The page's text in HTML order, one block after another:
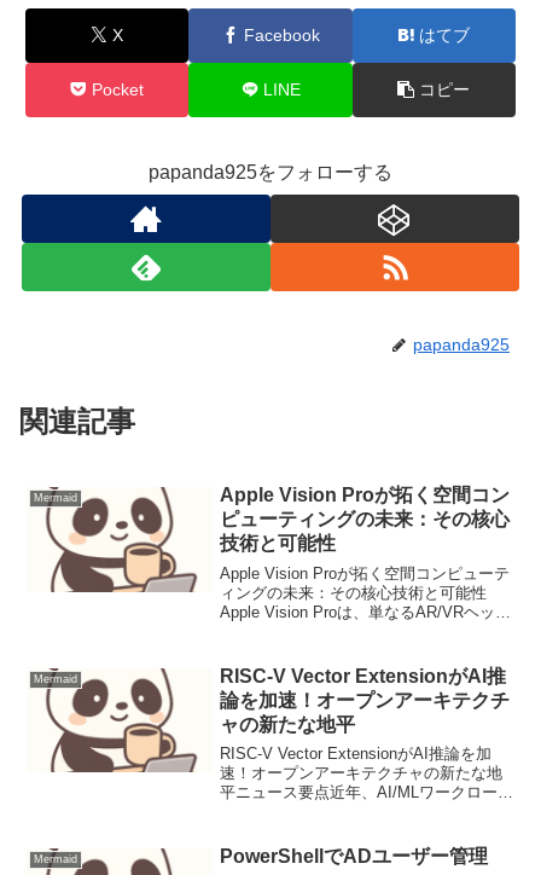
X Facebook はてブ
Pocket LINE コピー
papanda925をフォローする
papanda925
関連記事
Mermaid
Apple Vision Proが拓く空間コン
ピューティングの未来：その核心
技術と可能性
Apple Vision Proが拓く空間コンピューテ
ィングの未来：その核心技術と可能性
Apple Vision Proは、単なるAR/VRヘッド
るデバイスとして注目を...
Mermaid
RISC-V Vector ExtensionがAI推
論を加速！オープンアーキテクチ
ャの新たな地平
RISC-V Vector ExtensionがAI推論を加
速！オープンアーキテクチャの新たな地
平ニュース要点近年、AI/MLワークロード
られています。特にディープラー...
Mermaid PowerShellでADユーザー管理